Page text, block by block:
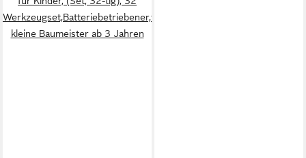
Werkzeugset,Batteriebetriebener,für
kleine Baumeister ab 3 Jahren